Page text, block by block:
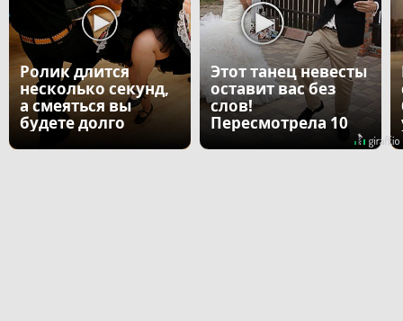
Ролик длится
несколько секунд,
а смеяться вы
будете долго
Этот танец невесты
оставит вас без
слов!
Пересмотрела 10